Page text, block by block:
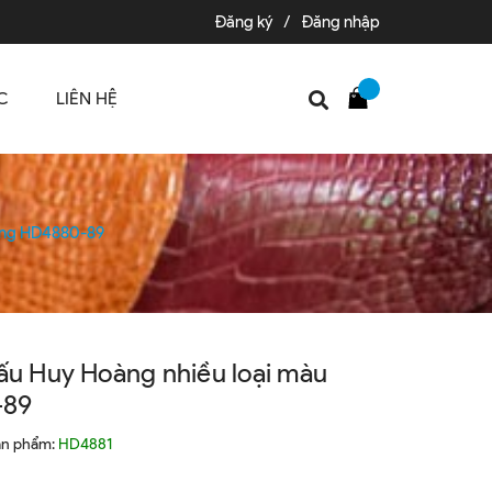
Đăng ký / Đăng nhập
LIÊN HỆ
HD4880-89
Huy Hoàng nhiều loại màu
phẩm: HD4881